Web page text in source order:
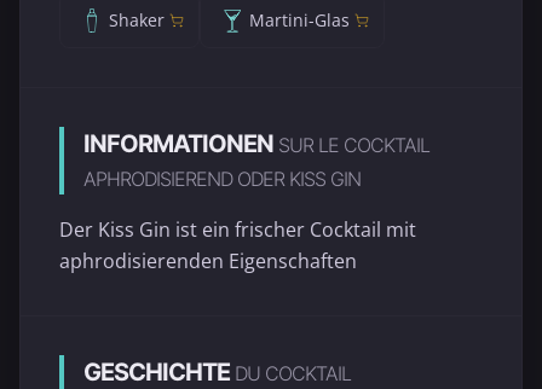
Shaker Martini-Glas
INFORMATIONEN SUR LE COCKTAIL
APHRODISIEREND ODER KISS GIN
Der Kiss Gin ist ein frischer Cocktail mit
aphrodisierenden Eigenschaften
GESCHICHTE DU COCKTAIL